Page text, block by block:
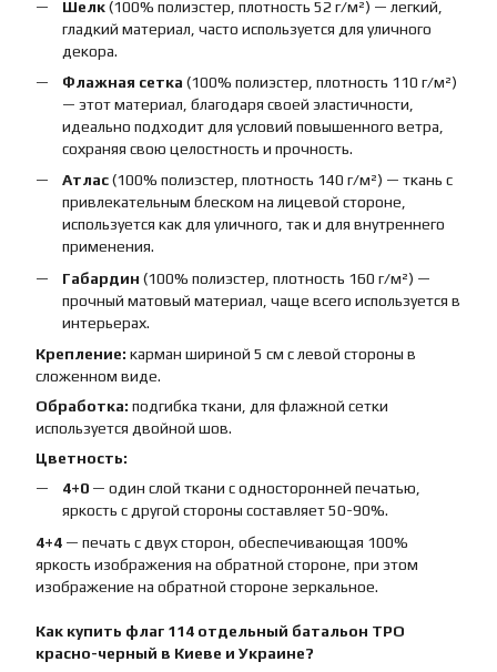
Шелк(100% полиэстер, плотность 52 г/м²) — легкий,
гладкий материал, часто используется для уличного
декора.
Флажная сетка (100% полиэстер, плотность 110 г/м²)
— этот материал, благодаря своей эластичности,
идеально подходит для условий повышенного ветра,
сохраняя свою целостность и прочность.
Атлас(100% полиэстер, плотность 140 г/м²) — ткань с
привлекательным блеском на лицевой стороне,
используется как для уличного, так и для внутреннего
применения.
Габардин (100% полиэстер, плотность 160 г/м²) —
прочный матовый материал, чаще всего используется в
интерьерах.
Крепление: карман шириной 5 см с левой стороны в
сложенном виде.
Обработка: подгибка ткани, для флажной сетки
используется двойной шов.
Цветность:
4+0 — один слой ткани с односторонней печатью,
яркость с другой стороны составляет 50-90%.
4+4 — печать с двух сторон, обеспечивающая 100%
яркость изображения на обратной стороне, при этом
изображение на обратной стороне зеркальное.
Как купить флаг 114 отдельный батальон ТРО
красно-черный в Киеве и Украине?